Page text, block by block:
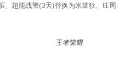
超能战警(3天)替换为米莱狄、庄周